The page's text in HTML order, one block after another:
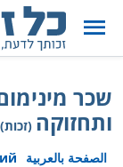
שכר
ותחזוקה (זכות)
الصفحة بالعربية